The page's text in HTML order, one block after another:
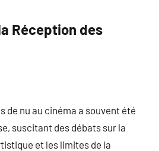
Réception des
de nu au cinéma a souvent été
suscitant des débats sur la
et les limites de la